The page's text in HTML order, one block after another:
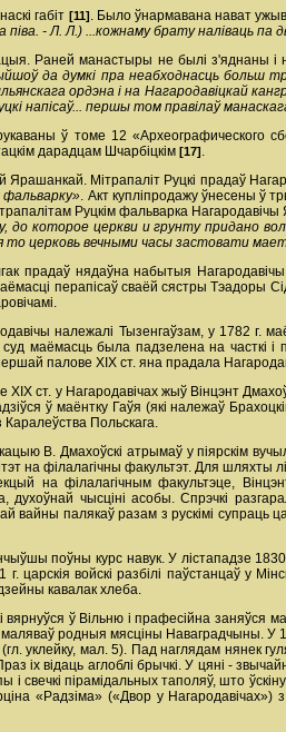
габіт [11]. Было ўнармавана нават
- Л. Л.) ...кожнаму брату наліваць па
Раней манастыры не былі з'яднаны і
да думкі пра неабходнасць больш
ордэна і на Нагародавіцкай
напісаў... першы том правілаў
ў томе 12 «Археографического
дарадцам Шчарбіцкім [17].
Ярашанкай. Мітрапаліт Руцкі прадаў
. Акт куплі­продажу ўнесены ў
Руцкім фальварка Нагародавічы
до которое церкви и грунту придано
то церковь вечными часы застовати
прадаў нядаўна набытыя
перапісаў сваёй сястры Тэадоры
належалі Тызенгаўзам, у 1782 г.
маёмасць была падзелена на часткі і
палове XIX ст. яна прадала
ст. у Нагародавічах жыў Вінцэнт
ў маёнтку Гаўя (які належаў
Каралеўства Польскага.
В. Дмахоўскі атрымаў у піярскім
на філалагічны факультэт. Для
на філалагічным факультэце,
духоўнай чысціні асобы. Спрэчкі
вайны палякаў разам з рускімі супраць
поўны курс навук. У лістападзе
царскія войскі разбілі паўстанцаў у
кавалак хлеба.
ў Вільню і прафесійна заняўся
родныя мясціны Наваградчыны. У
уклейку, мал. 5). Пад наглядам нянек
іх відаць аглоблі брычкі. У цяні -
пірамідальных таполяў, што
«Радзіма» («Двор у